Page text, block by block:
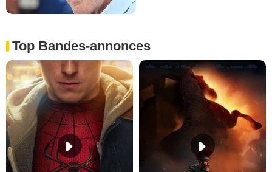
Top Bandes-annonces